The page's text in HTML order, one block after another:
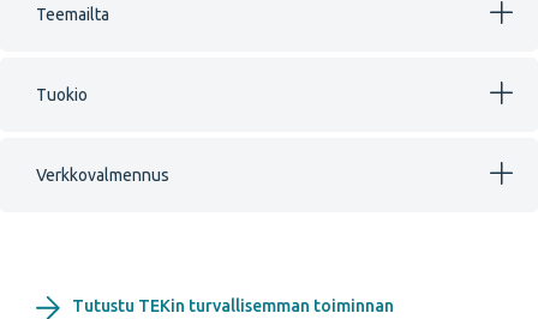
Teemailta
Tuokio
Verkkovalmennus
Tutustu TEKin turvallisemman toiminnan